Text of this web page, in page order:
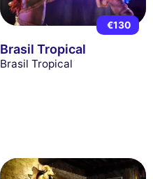
€130
Brasil Tropical
Brasil Tropical